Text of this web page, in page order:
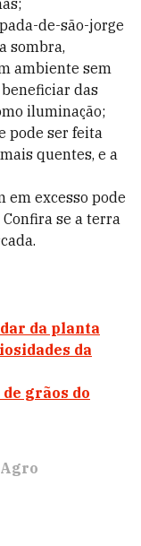
de-são-jorge
sombra,
ambiente sem
das
iluminação;
pode ser feita
quentes, e a
em excesso pode
se a terra
da planta
da
grãos do